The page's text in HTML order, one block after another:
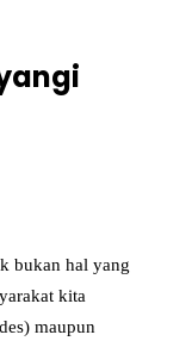
bukan hal yang
kita
maupun